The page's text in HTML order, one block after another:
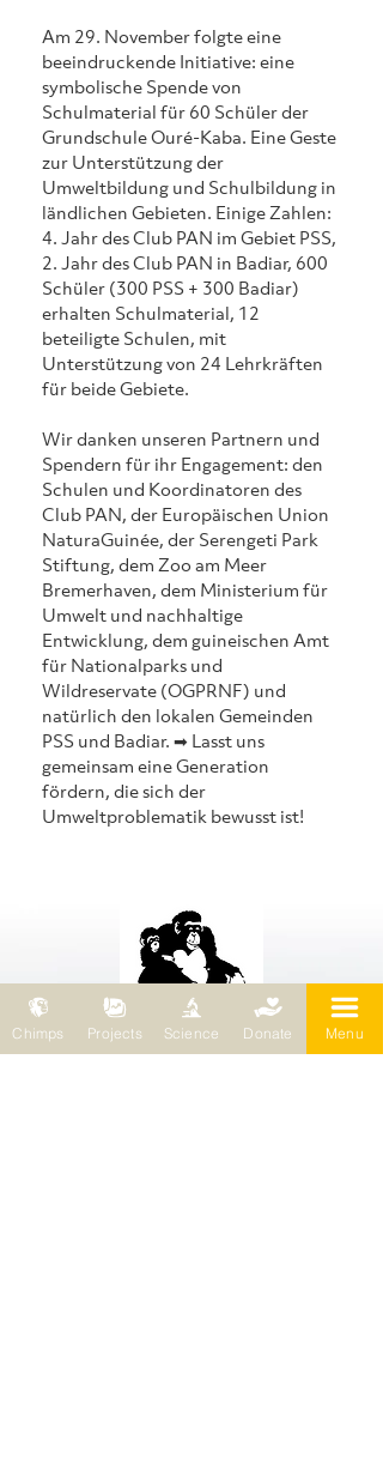
Am 29. November folgte eine
beeindruckende Initiative: eine
symbolische Spende von
Schulmaterial für 60 Schüler der
Grundschule Ouré-Kaba. Eine Geste
zur Unterstützung der
Umweltbildung und Schulbildung in
ländlichen Gebieten. Einige Zahlen:
4. Jahr des Club PAN im Gebiet PSS,
2. Jahr des Club PAN in Badiar, 600
Schüler (300 PSS + 300 Badiar)
erhalten Schulmaterial, 12
beteiligte Schulen, mit
Unterstützung von 24 Lehrkräften
für beide Gebiete.
Wir danken unseren Partnern und
Spendern für ihr Engagement: den
Schulen und Koordinatoren des
Club PAN, der Europäischen Union
NaturaGuinée, der Serengeti Park
Stiftung, dem Zoo am Meer
Bremerhaven, dem Ministerium für
Umwelt und nachhaltige
Entwicklung, dem guineischen Amt
für Nationalparks und
Wildreservate (OGPRNF) und
natürlich den lokalen Gemeinden
PSS und Badiar. ➡ Lasst uns
gemeinsam eine Generation
fördern, die sich der
Umweltproblematik bewusst ist!
Chimps Projects Science Donate Menu